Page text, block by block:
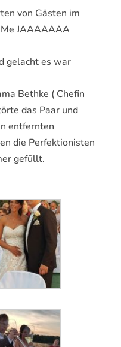
von Gästen im
JAAAAAAA
gelacht es war
Bethke ( Chefin
das Paar und
entfernten
die Perfektionisten
gefüllt.